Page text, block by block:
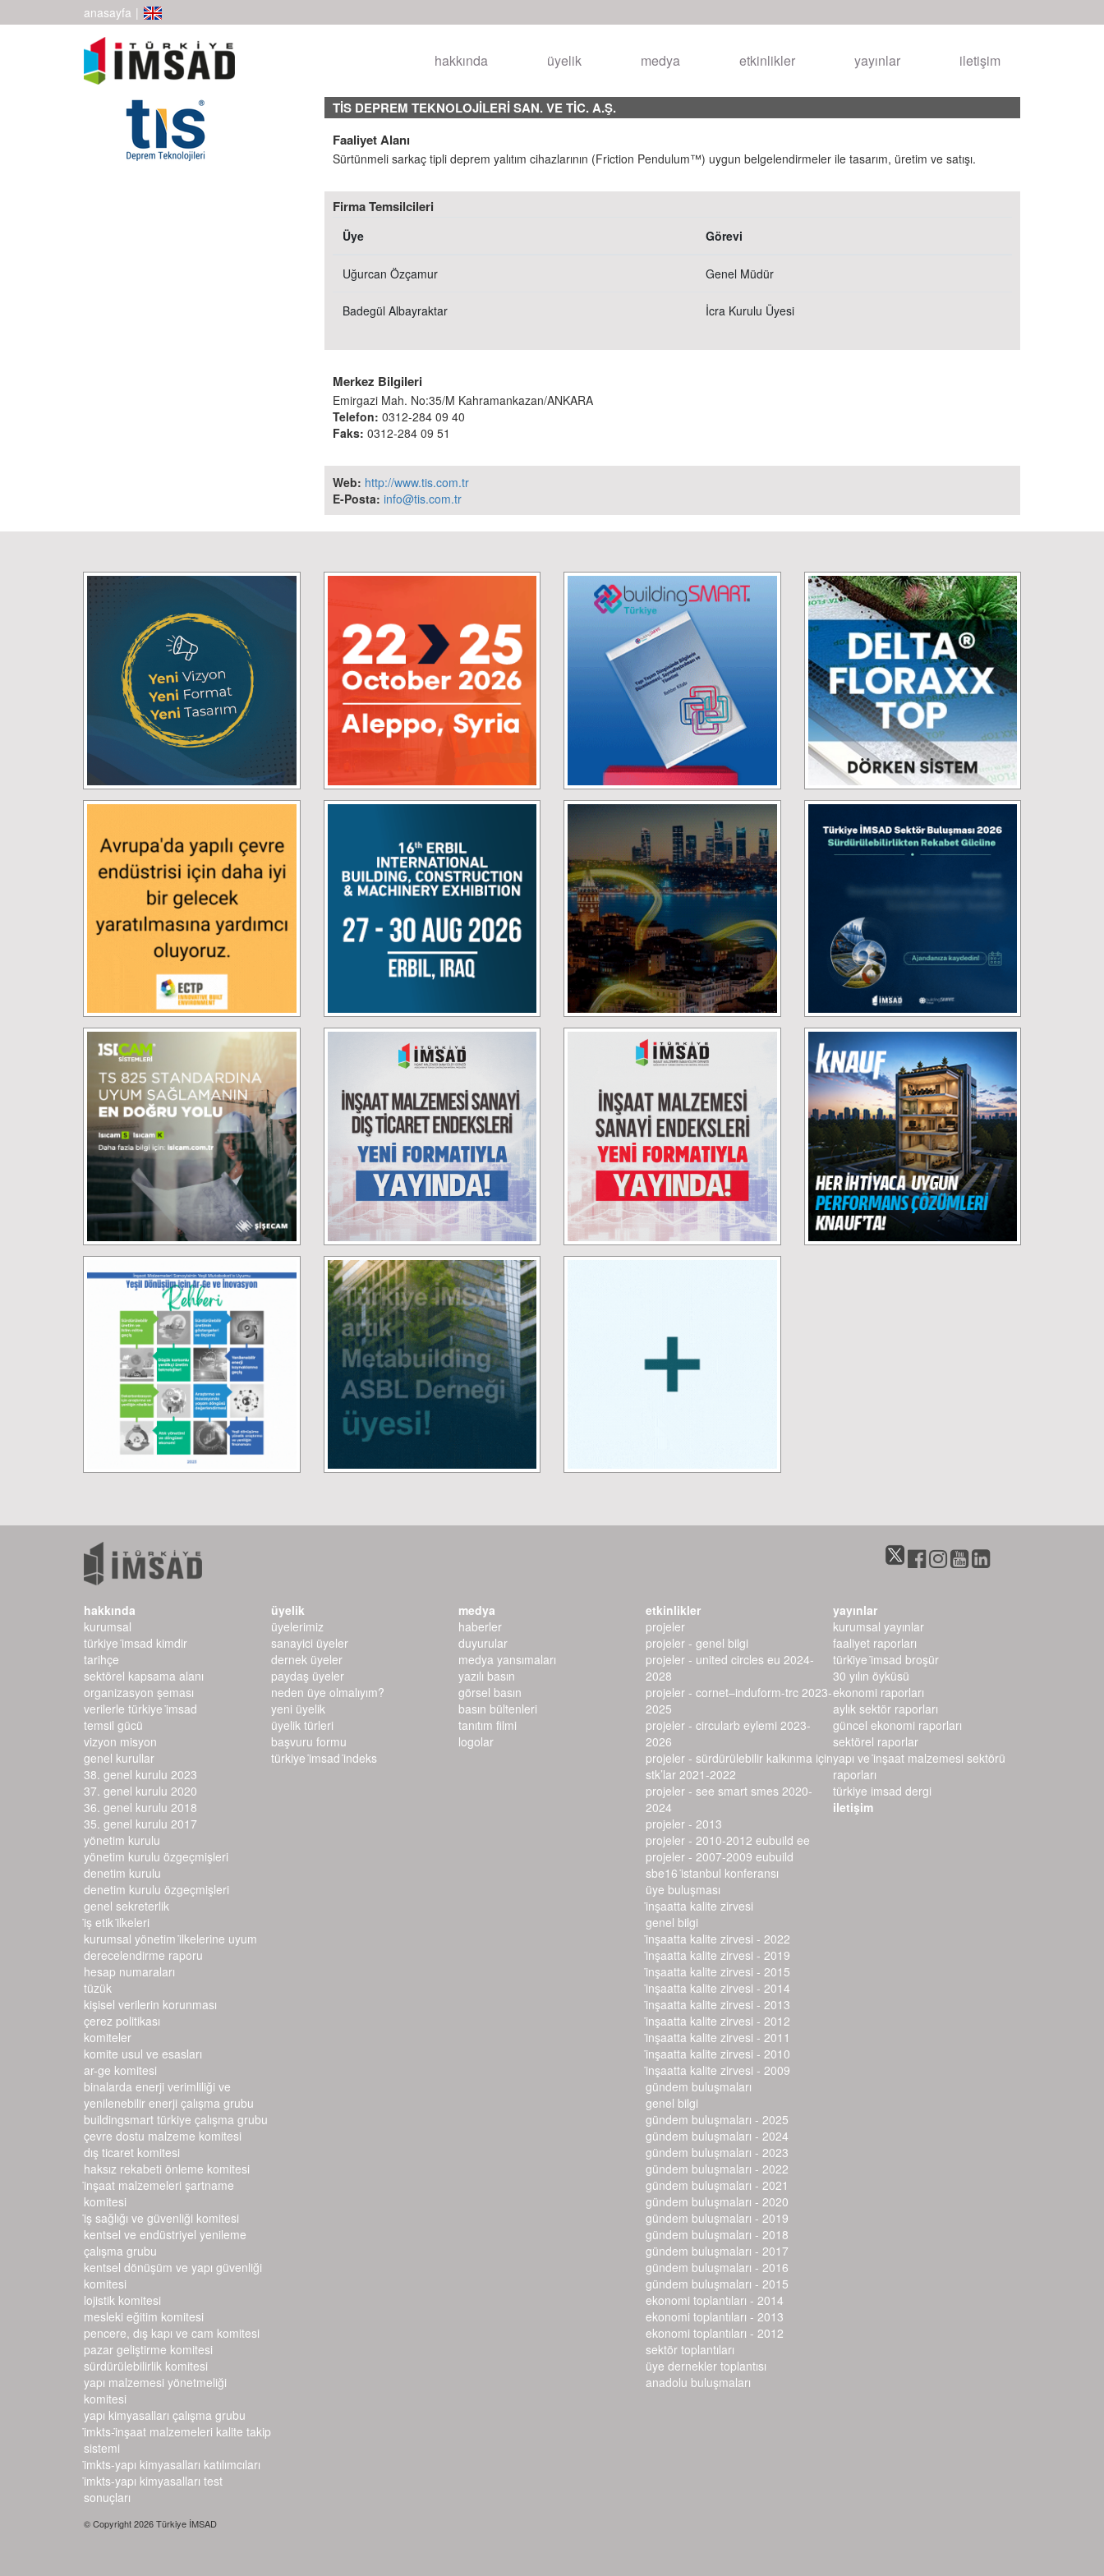
anasayfa |
hakkında üyelik medya etkinlikler yayınlar iletişim
TİS DEPREM TEKNOLOJİLERİ SAN. VE TİC. A.Ş.
Faaliyet Alanı
Sürtünmeli sarkaç tipli deprem yalıtım cihazlarının (Friction Pendulum™) uygun belgelendirmeler ile tasarım, üretim ve satışı.
Firma Temsilcileri
Üye Görevi
Uğurcan Özçamur Genel Müdür
Badegül Albayraktar İcra Kurulu Üyesi
Merkez Bilgileri
Emirgazi Mah. No:35/M Kahramankazan/ANKARA
Telefon: 0312-284 09 40
Faks: 0312-284 09 51
Web: http://www.tis.com.tr
E-Posta: info@tis.com.tr
hakkında
kurumsal
türkiye i̇msad kimdir
tarihçe
sektörel kapsama alanı
organizasyon şeması
verilerle türkiye i̇msad
temsil gücü
vizyon misyon
genel kurullar
38. genel kurulu 2023
37. genel kurulu 2020
36. genel kurulu 2018
35. genel kurulu 2017
yönetim kurulu
yönetim kurulu özgeçmişleri
denetim kurulu
denetim kurulu özgeçmişleri
genel sekreterlik
i̇ş etik i̇lkeleri
kurumsal yönetim i̇lkelerine uyum d
erecelendirme raporu
hesap numaraları
tüzük
kişisel verilerin korunması
çerez politikası
komiteler
komite usul ve esasları
ar-ge komitesi
binalarda enerji verimliliği ve
yenilenebilir enerji çalışma grubu
buildingsmart türkiye çalışma grubu
çevre dostu malzeme komitesi
dış ticaret komitesi
haksız rekabeti önleme komitesi
i̇nşaat malzemeleri şartname k
omitesi
i̇ş sağlığı ve güvenliği komitesi
kentsel ve endüstriyel yenileme
çalışma grubu
kentsel dönüşüm ve yapı güvenliği
komitesi
lojistik komitesi
mesleki eğitim komitesi
pencere, dış kapı ve cam komitesi
pazar geliştirme komitesi
sürdürülebilirlik komitesi
yapı malzemesi yönetmeliği
komitesi
yapı kimyasalları çalışma grubu
i̇mkts-i̇nşaat malzemeleri kalite takip si
stemi
i̇mkts-yapı kimyasalları katılımcıları
i̇mkts-yapı kimyasalları test s
onuçları
üyelik
üyelerimiz
sanayici üyeler
dernek üyeler
paydaş üyeler
neden üye olmalıyım?
yeni üyelik
üyelik türleri
başvuru formu
türkiye i̇msad i̇ndeks
medya
haberler
duyurular
medya yansımaları
yazılı basın
görsel basın
basın bültenleri
tanıtım filmi
logolar
etkinlikler
projeler
projeler - genel bilgi
projeler - united circles eu 2024-
2028
projeler - cornet–induform-trc 2023-
2025
projeler - circularb eylemi 2023-
2026
projeler - sürdürülebilir kalkınma için
stk’lar 2021-2022
projeler - see smart smes 2020-
2024
projeler - 2013
projeler - 2010-2012 eubuild ee
projeler - 2007-2009 eubuild
sbe16 i̇stanbul konferansı
üye buluşması
i̇nşaatta kalite zirvesi
genel bilgi
i̇nşaatta kalite zirvesi - 2022
i̇nşaatta kalite zirvesi - 2019
i̇nşaatta kalite zirvesi - 2015
i̇nşaatta kalite zirvesi - 2014
i̇nşaatta kalite zirvesi - 2013
i̇nşaatta kalite zirvesi - 2012
i̇nşaatta kalite zirvesi - 2011
i̇nşaatta kalite zirvesi - 2010
i̇nşaatta kalite zirvesi - 2009
gündem buluşmaları
genel bilgi
gündem buluşmaları - 2025
gündem buluşmaları - 2024
gündem buluşmaları - 2023
gündem buluşmaları - 2022
gündem buluşmaları - 2021
gündem buluşmaları - 2020
gündem buluşmaları - 2019
gündem buluşmaları - 2018
gündem buluşmaları - 2017
gündem buluşmaları - 2016
gündem buluşmaları - 2015
ekonomi toplantıları - 2014
ekonomi toplantıları - 2013
ekonomi toplantıları - 2012
sektör toplantıları
üye dernekler toplantısı
anadolu buluşmaları
yayınlar
kurumsal yayınlar
faaliyet raporları
türki̇ye i̇msad broşür
30 yılın öyküsü
ekonomi raporları
aylık sektör raporları
güncel ekonomi raporları
sektörel raporlar
yapı ve i̇nşaat malzemesi sektörü r
aporları
türkiye imsad dergi
iletişim
© Copyright 2026 Türkiye İMSAD